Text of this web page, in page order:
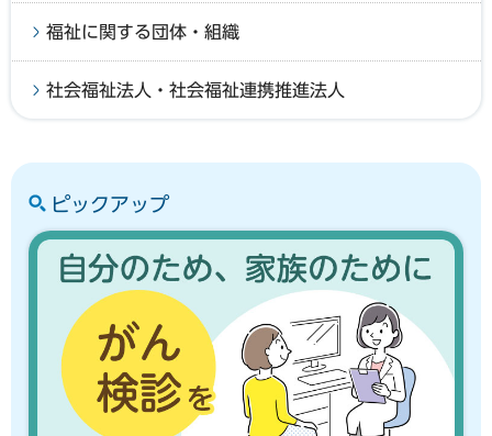
福祉に関する団体・組織
社会福祉法人・社会福祉連携推進法人
ピックアップ